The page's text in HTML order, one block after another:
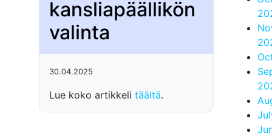
kansliapäällikön
valinta
30.04.2025
Lue koko artikkeli täältä.